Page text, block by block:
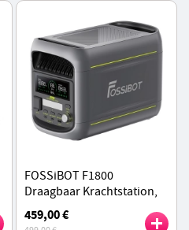
FOSSiBOT F1800
Draagbaar Krachtstation,
1024Wh LiFePO4, 1800W
AC Uitgang, Ultrasnel
459,00 €